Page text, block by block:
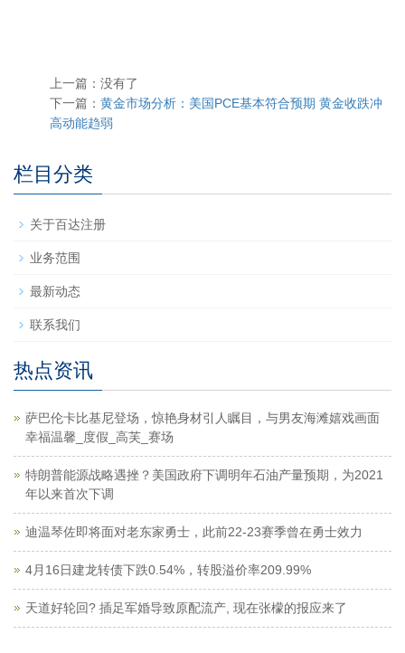
上一篇：没有了
下一篇： 黄金市场分析：美国PCE基本符合预期 黄金收跌冲
高动能趋弱
栏目分类
关于百达注册
业务范围
最新动态
联系我们
热点资讯
萨巴伦卡比基尼登场，惊艳身材引人瞩目，与男友海滩嬉戏画面
幸福温馨_度假_高芙_赛场
特朗普能源战略遇挫？美国政府下调明年石油产量预期，为2021
年以来首次下调
迪温琴佐即将面对老东家勇士，此前22-23赛季曾在勇士效力
4月16日建龙转债下跌0.54%，转股溢价率209.99%
天道好轮回? 插足军婚导致原配流产, 现在张檬的报应来了